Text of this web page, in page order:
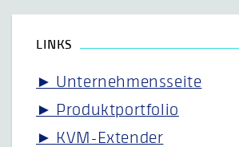
LINKS
► Unternehmensseite
► Produktportfolio
► KVM-Extender